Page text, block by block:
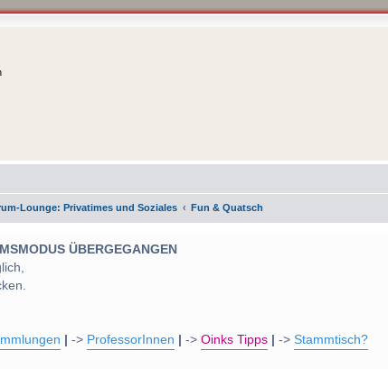
Lounge: Privatimes und Soziales Fun & Quatsch
ÜBERGEGANGEN
-> ProfessorInnen -> Oinks Tipps -> Stammtisch?